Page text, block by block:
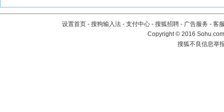
设置首页 - 搜狗输入法 - 支付中心 - 搜狐招聘 - 广告服务 - 客
Copyright©2016
搜狐不良信息举